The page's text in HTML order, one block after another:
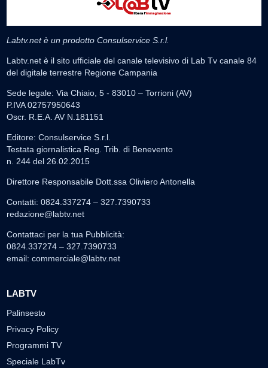
Labtv.net è un prodotto Consulservice S.r.l.
Labtv.net è il sito ufficiale del canale televisivo di Lab Tv canale 84
del digitale terrestre Regione Campania
Sede legale: Via Chiaio, 5 - 83010 – Torrioni (AV)
P.IVA 02757950643
Oscr. R.E.A. AV N.181151
Editore: Consulservice S.r.l.
Testata giornalistica Reg. Trib. di Benevento
n. 244 del 26.02.2015
Direttore Responsabile Dott.ssa Oliviero Antonella
Contatti: 0824.337274 – 327.7390733
redazione@labtv.net
Contattaci per la tua Pubblicità:
0824.337274 – 327.7390733
email: commerciale@labtv.net
LABTV
Palinsesto
Privacy Policy
Programmi TV
Speciale LabTv